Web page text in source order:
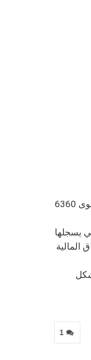
تداولات اليوم الأربعاء عند المستوى 6360
يسجلها
المالية
1